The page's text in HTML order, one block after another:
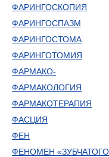
ФАРИНГОСКОПИЯ
ФАРИНГОСПАЗМ
ФАРИНГОСТОМА
ФАРИНГОТОМИЯ
ФАРМАКО-
ФАРМАКОЛОГИЯ
ФАРМАКОТЕРАПИЯ
ФАСЦИЯ
ФЕН
ФЕНОМЕН